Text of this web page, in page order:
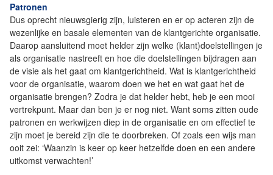
Patronen
Dus oprecht nieuwsgierig zijn, luisteren en er op acteren zijn de
wezenlijke en basale elementen van de klantgerichte organisatie.
Daarop aansluitend moet helder zijn welke (klant)doelstellingen je
als organisatie nastreeft en hoe die doelstellingen bijdragen aan
de visie als het gaat om klantgerichtheid. Wat is klantgerichtheid
voor de organisatie, waarom doen we het en wat gaat het de
organisatie brengen? Zodra je dat helder hebt, heb je een mooi
vertrekpunt. Maar dan ben je er nog niet. Want soms zitten oude
patronen en werkwijzen diep in de organisatie en om effectief te
zijn moet je bereid zijn die te doorbreken. Of zoals een wijs man
ooit zei: ‘Waanzin is keer op keer hetzelfde doen en een andere
uitkomst verwachten!’